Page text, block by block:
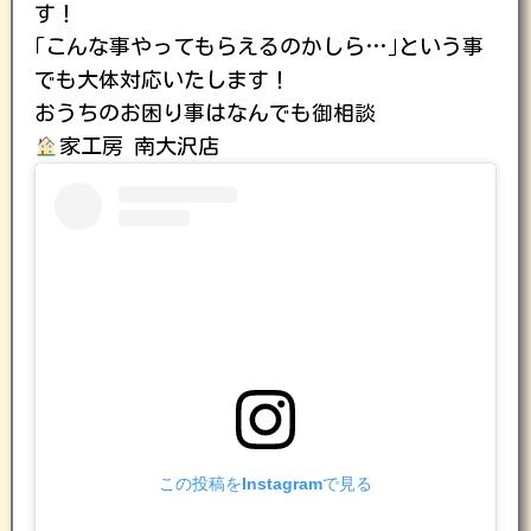
す！
｢こんな事やってもらえるのかしら…｣という事
でも大体対応いたします！
おうちのお困り事はなんでも御相談
家工房 南大沢店
この投稿をInstagramで見る